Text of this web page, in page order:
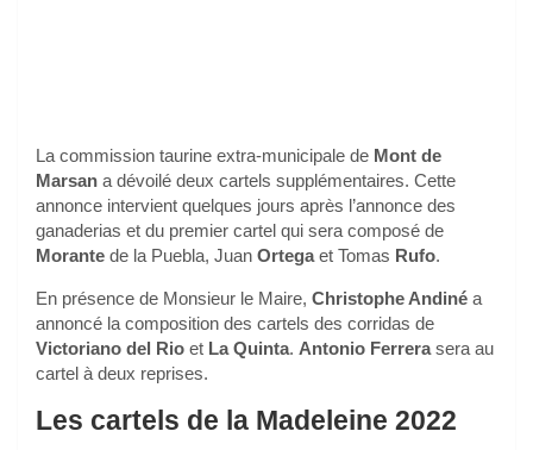
La commission taurine extra-municipale de Mont de
Marsan a dévoilé deux cartels supplémentaires. Cette
annonce intervient quelques jours après l’annonce des
ganaderias et du premier cartel qui sera composé de
Morante de la Puebla, Juan Ortegaet Tomas Rufo.
En présence de Monsieur le Maire, Christophe Andiné a
annoncé la composition des cartels des corridas de
Victoriano del Rio et La Quinta. Antonio Ferrerasera au
cartel à deux reprises.
Les cartels de la Madeleine 2022